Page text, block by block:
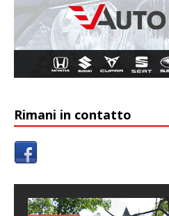
Rimani in contatto